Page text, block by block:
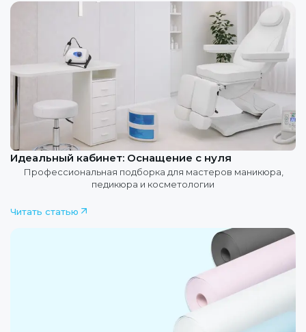
между моделями.
Идеальный кабинет: Оснащение с нуля
Профессиональная подборка для мастеров маникюра,
педикюра и косметологии
Читать статью